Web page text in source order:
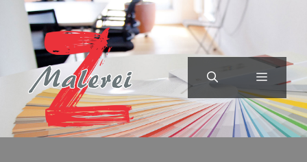
Zum
Inhalt
springen
MENÜ